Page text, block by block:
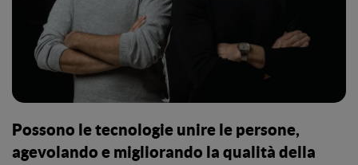
Possono le tecnologie unire le persone,
agevolando e migliorando la qualità della